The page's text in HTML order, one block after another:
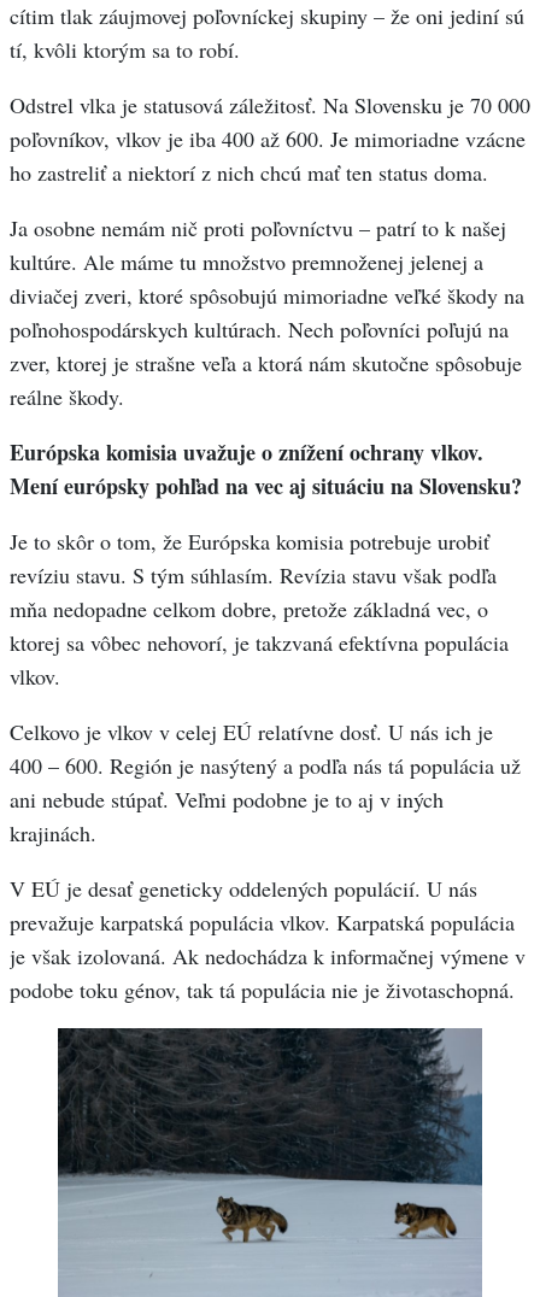
cítim tlak záujmovej poľovníckej skupiny – že oni jediní sú
tí, kvôli ktorým sa to robí.
Odstrel vlka je statusová záležitosť. Na Slovensku je 70 000
poľovníkov, vlkov je iba 400 až 600. Je mimoriadne vzácne
ho zastreliť a niektorí z nich chcú mať ten status doma.
Ja osobne nemám nič proti poľovníctvu – patrí to k našej
kultúre. Ale máme tu množstvo premnoženej jelenej a
diviačej zveri, ktoré spôsobujú mimoriadne veľké škody na
poľnohospodárskych kultúrach. Nech poľovníci poľujú na
zver, ktorej je strašne veľa a ktorá nám skutočne spôsobuje
reálne škody.
Európska komisia uvažuje o znížení ochrany vlkov.
Mení európsky pohľad na vec aj situáciu na Slovensku?
Je to skôr o tom, že Európska komisia potrebuje urobiť
revíziu stavu. S tým súhlasím. Revízia stavu však podľa
mňa nedopadne celkom dobre, pretože základná vec, o
ktorej sa vôbec nehovorí, je takzvaná efektívna populácia
vlkov.
Celkovo je vlkov v celej EÚ relatívne dosť. U nás ich je
400 – 600. Región je nasýtený a podľa nás tá populácia už
ani nebude stúpať. Veľmi podobne je to aj v iných
krajinách.
V EÚ je desať geneticky oddelených populácií. U nás
prevažuje karpatská populácia vlkov. Karpatská populácia
je však izolovaná. Ak nedochádza k informačnej výmene v
podobe toku génov, tak tá populácia nie je životaschopná.